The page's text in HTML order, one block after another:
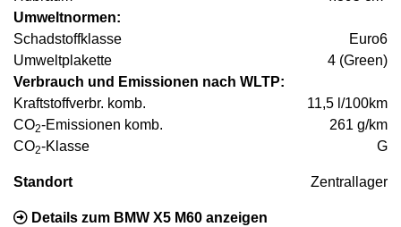
Umweltnormen:
Schadstoffklasse
Euro6
Umweltplakette
4 (Green)
Verbrauch und Emissionen nach WLTP:
Kraftstoffverbr. komb.
11,5 l/100km
CO2-Emissionen komb.
261 g/km
CO2-Klasse G
Standort Zentrallager
Details zum BMW X5 M60 anzeigen